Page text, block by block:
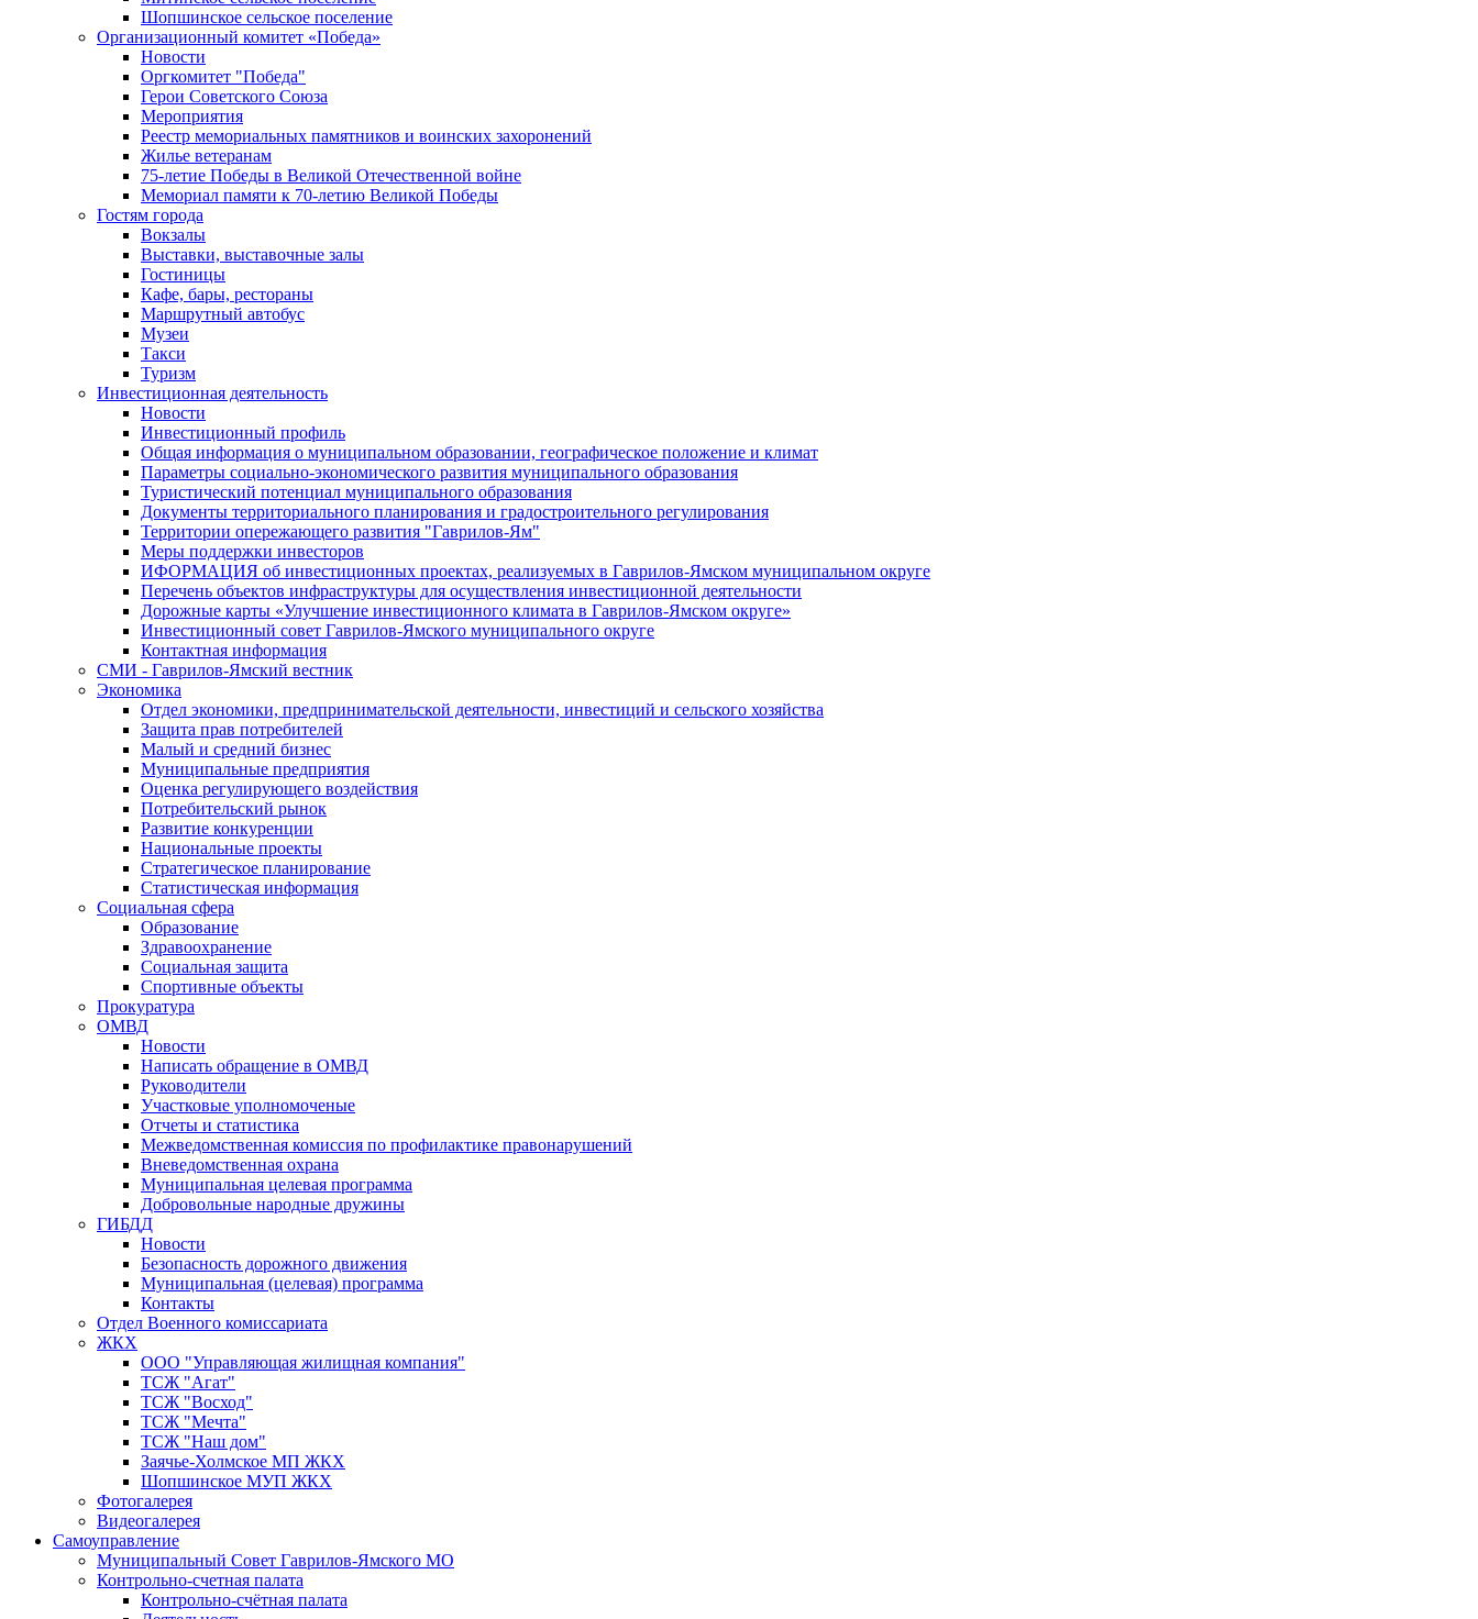
Шопшинское сельское поселение
Организационный комитет «Победа»
Новости
Оргкомитет "Победа"
Герои Советского Союза
Мероприятия
Реестр мемориальных памятников и воинских захоронений
Жилье ветеранам
75-летие Победы в Великой Отечественной войне
Мемориал памяти к 70-летию Великой Победы
Гостям города
Вокзалы
Выставки, выставочные залы
Гостиницы
Кафе, бары, рестораны
Маршрутный автобус
Музеи
Такси
Туризм
Инвестиционная деятельность
Новости
Инвестиционный профиль
Общая информация о муниципальном образовании, географическое положение и климат
Параметры социально-экономического развития муниципального образования
Туристический потенциал муниципального образования
Документы территориального планирования и градостроительного регулирования
Территории опережающего развития "Гаврилов-Ям"
Меры поддержки инвесторов
ИФОРМАЦИЯ об инвестиционных проектах, реализуемых в Гаврилов-Ямском муниципальном округе
Перечень объектов инфраструктуры для осуществления инвестиционной деятельности
Дорожные карты «Улучшение инвестиционного климата в Гаврилов-Ямском округе»
Инвестиционный совет Гаврилов-Ямского муниципального округе
Контактная информация
СМИ - Гаврилов-Ямский вестник
Экономика
Отдел экономики, предпринимательской деятельности, инвестиций и сельского хозяйства
Защита прав потребителей
Малый и средний бизнес
Муниципальные предприятия
Оценка регулирующего воздействия
Потребительский рынок
Развитие конкуренции
Национальные проекты
Стратегическое планирование
Статистическая информация
Социальная сфера
Образование
Здравоохранение
Социальная защита
Спортивные объекты
Прокуратура
ОМВД
Новости
Написать обращение в ОМВД
Руководители
Участковые уполномоченые
Отчеты и статистика
Межведомственная комиссия по профилактике правонарушений
Вневедомственная охрана
Муниципальная целевая программа
Добровольные народные дружины
ГИБДД
Новости
Безопасность дорожного движения
Муниципальная (целевая) программа
Контакты
Отдел Военного комиссариата
ЖКХ
ООО "Управляющая жилищная компания"
ТСЖ "Агат"
ТСЖ "Восход"
ТСЖ "Мечта"
ТСЖ "Наш дом"
Заячье-Холмское МП ЖКХ
Шопшинское МУП ЖКХ
Фотогалерея
Видеогалерея
Самоуправление
Муниципальный Совет Гаврилов-Ямского МО
Контрольно-счетная палата
Контрольно-счётная палата